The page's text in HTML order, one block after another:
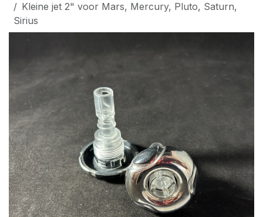
Kleine jet 2" voor Mars, Mercury, Pluto, Saturn,
Sirius